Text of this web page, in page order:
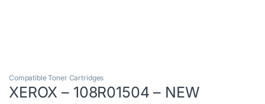
Compatible Toner Cartridges
XEROX – 108R01504 – NEW